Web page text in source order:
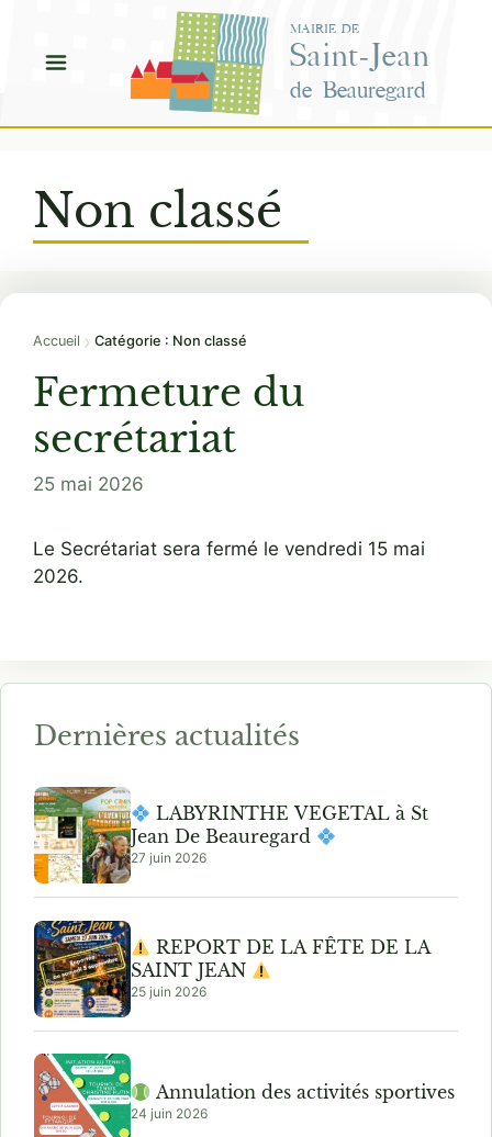
contenu
MAIRIE DE
Saint-Jean
de Beauregard
Non classé
Accueil › Catégorie : Non classé
Fermeture du
secrétariat
25 mai 2026
Le Secrétariat sera fermé le vendredi 15 mai
2026.
Dernières actualités
LABYRINTHE VEGETAL à St
Jean De Beauregard
27 juin 2026
REPORT DE LA FÊTE DE LA
SAINT JEAN
25 juin 2026
Annulation des activités sportives
24 juin 2026